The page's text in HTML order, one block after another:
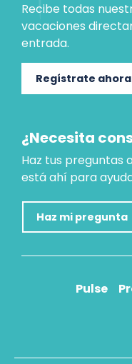
Recibe todas
vacaciones
entrada.
Regístrate ahora
¿Necesita
Haz tus preguntas
está ahí para
Haz mi pregunta
Pulse